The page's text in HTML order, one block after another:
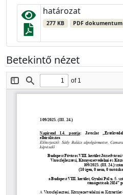
határozat
277 KB PDF dokumentum
Betekintő nézet